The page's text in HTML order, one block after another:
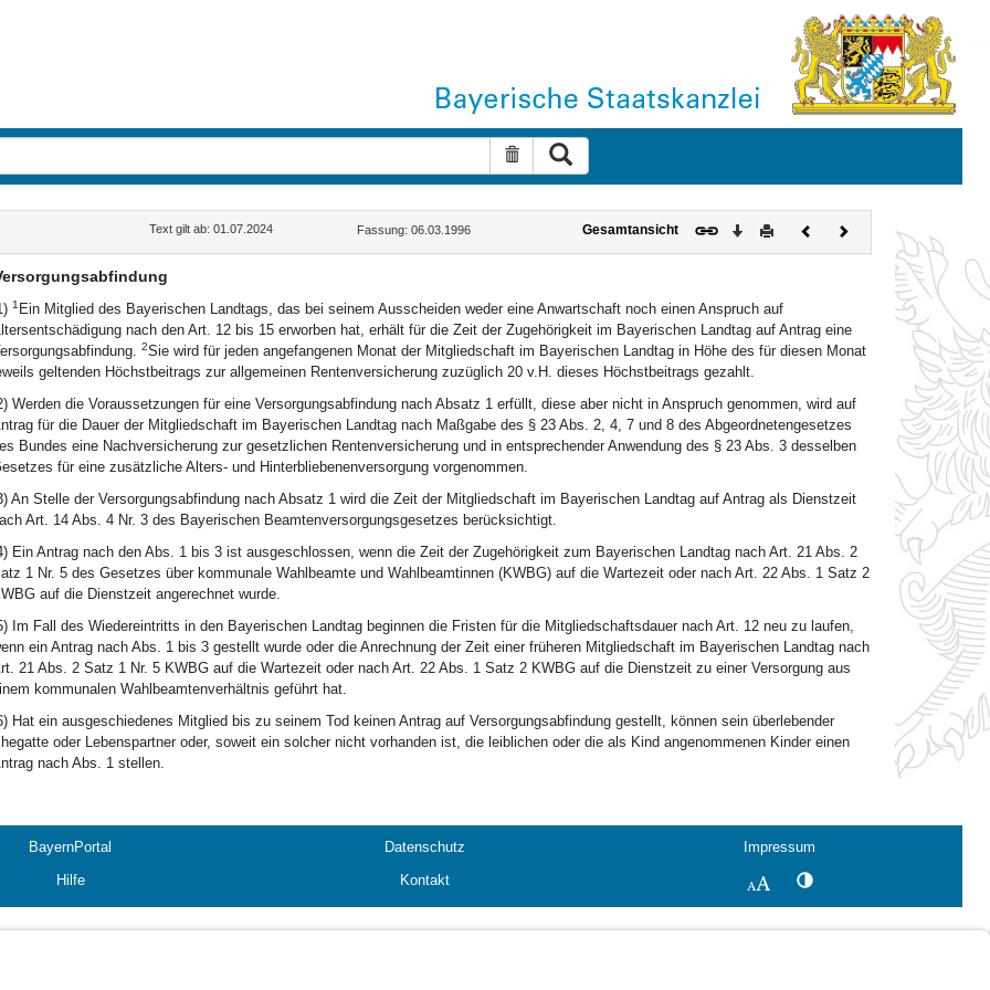
Suche zurücksetzen
Text gilt ab: 01.07.2024 Fassung: 06.03.1996 Gesamtansicht Download
DruckenVorherigesNächstes
Dokument
1 Ein Mitglied des Bayerischen Landtags, das bei seinem Ausscheiden weder eine Anwartschaft noch einen Anspruch auf
nach den Art. 12 bis 15 erworben hat, erhält für die Zeit der Zugehörigkeit im Bayerischen Landtag auf Antrag eine
2Sie wird für jeden angefangenen Monat der Mitgliedschaft im Bayerischen Landtag in Höhe des für diesen Monat
geltenden Höchstbeitrags zur allgemeinen Rentenversicherung zuzüglich 20 v.H. dieses Höchstbeitrags gezahlt.
Werden die Voraussetzungen für eine Versorgungsabfindung nach Absatz 1 erfüllt, diese aber nicht in Anspruch genommen, wird auf
für die Dauer der Mitgliedschaft im Bayerischen Landtag nach Maßgabe des § 23 Abs. 2, 4, 7 und 8 des Abgeordnetengesetzes
Bundes eine Nachversicherung zur gesetzlichen Rentenversicherung und in entsprechender Anwendung des § 23 Abs. 3 desselben
für eine zusätzliche Alters- und Hinterbliebenenversorgung vorgenommen.
An Stelle der Versorgungsabfindung nach Absatz 1 wird die Zeit der Mitgliedschaft im Bayerischen Landtag auf Antrag als Dienstzeit
Art. 14 Abs. 4 Nr. 3 des Bayerischen Beamtenversorgungsgesetzes berücksichtigt.
Ein Antrag nach den Abs. 1 bis 3 ist ausgeschlossen, wenn die Zeit der Zugehörigkeit zum Bayerischen Landtag nach Art. 21 Abs. 2
1 Nr. 5 des Gesetzes über kommunale Wahlbeamte und Wahlbeamtinnen (KWBG) auf die Wartezeit oder nach Art. 22 Abs. 1 Satz 2
auf die Dienstzeit angerechnet wurde.
Im Fall des Wiedereintritts in den Bayerischen Landtag beginnen die Fristen für die Mitgliedschaftsdauer nach Art. 12 neu zu laufen,
ein Antrag nach Abs. 1 bis 3 gestellt wurde oder die Anrechnung der Zeit einer früheren Mitgliedschaft im Bayerischen Landtag nach
21 Abs. 2 Satz 1 Nr. 5 KWBG auf die Wartezeit oder nach Art. 22 Abs. 1 Satz 2 KWBG auf die Dienstzeit zu einer Versorgung aus
kommunalen Wahlbeamtenverhältnis geführt hat.
Hat ein ausgeschiedenes Mitglied bis zu seinem Tod keinen Antrag auf Versorgungsabfindung gestellt, können sein überlebender
oder Lebenspartner oder, soweit ein solcher nicht vorhanden ist, die leiblichen oder die als Kind angenommenen Kinder einen
nach Abs. 1 stellen.
BayernPortal Datenschutz
Impressum
Hilfe Kontakt SchriftgrößeKontrastwechsel